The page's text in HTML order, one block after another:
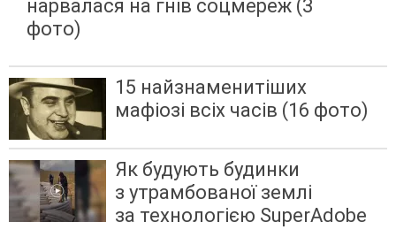
нарвалася на гнів соцмереж (3
фото)
15 найзнаменитіших
мафіозі всіх часів (16 фото)
Як будують будинки
з утрамбованої землі
за технологією SuperAdobe